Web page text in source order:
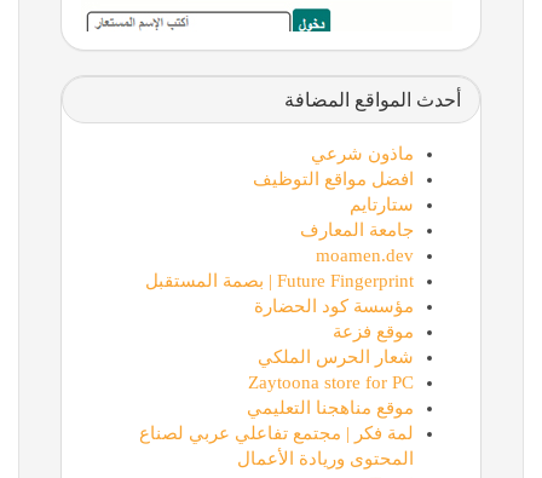
أحدث المواقع المضافة
ماذون شرعي
افضل مواقع التوظيف
ستارتايم
جامعة المعارف
moamen.dev
Future Fingerprint | بصمة المستقبل
مؤسسة كود الحضارة
موقع فزعة
شعار الحرس الملكي
Zaytoona store for PC
موقع مناهجنا التعليمي
لمة فكر | مجتمع تفاعلي عربي لصناع
المحتوى وريادة الأعمال